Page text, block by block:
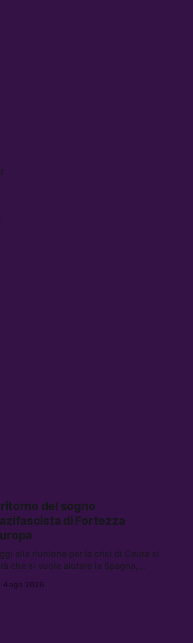
ritorno del sogno
di Fortezza
alla riunione per la crisi di Ceuta si
che si vuole aiutare la Spagna,
Tra le altre notizie:
4 ago 2026